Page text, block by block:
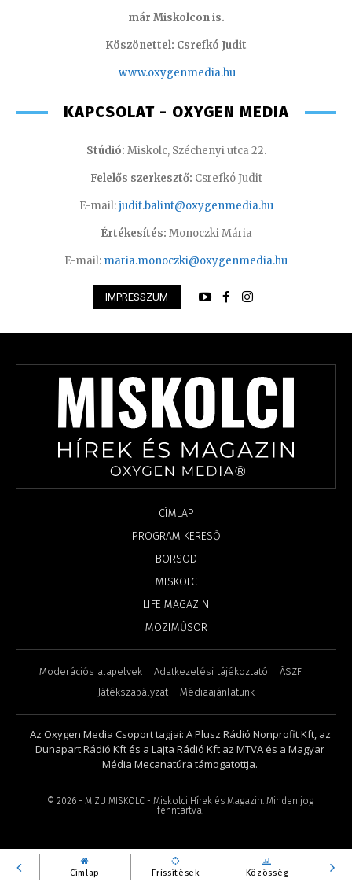
Címlap Frissítések Közösség
már Miskolcon is.
Köszönettel: Csrefkó Judit
www.oxygenmedia.hu
KAPCSOLAT - OXYGEN MEDIA
Stúdió: Miskolc, Széchenyi utca 22.
Felelős szerkesztő: Csrefkó Judit
E-mail:judit.balint@oxygenmedia.hu
Értékesítés: Monoczki Mária
E-mail: maria.monoczki@oxygenmedia.hu
IMPRESSZUM
CÍMLAP
PROGRAM KERESŐ
BORSOD
MISKOLC
LIFE MAGAZIN
MOZIMŰSOR
Moderációs alapelvek Adatkezelési tájékoztató
ÁSZF
Játékszabályzat
Médiaajánlatunk
Az Oxygen Media Csoport tagjai: A Plusz Rádió Nonprofit Kft, az
Dunapart Rádió Kft és a Lajta Rádió Kft az MTVA és a Magyar
Média Mecanatúra támogatottja.
© 2026- MIZU MISKOLC - Miskolci Hírek és Magazin. Minden jog
fenntartva.